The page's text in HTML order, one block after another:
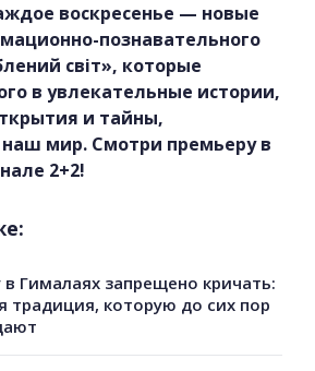
воскресенье — новые
познавательного
світ», которые
в увлекательные истории,
и тайны,
мир. Смотри премьеру в
2+2!
Гималаях запрещено кричать:
традиция, которую до сих пор